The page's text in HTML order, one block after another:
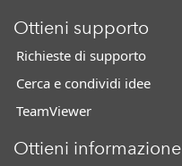
Ottieni supporto
Richieste di supporto
Cerca e condividi idee
TeamViewer
Ottieni informazione